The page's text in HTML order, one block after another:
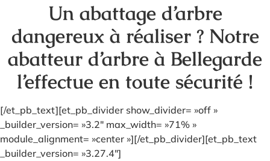
Un abattage d’arbre
dangereux à réaliser ? Notre
abatteur d’arbre à Bellegarde
l’effectue en toute sécurité !
[/et_pb_text][et_pb_divider show_divider= »off »
_builder_version= »3.2″ max_width= »71% »
module_alignment= »center »][/et_pb_divider][et_pb_text
_builder_version= »3.27.4″]